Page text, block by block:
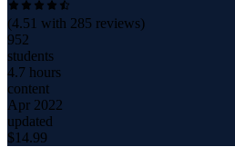
(4.51 with 285 reviews)
952
students
4.7 hours
content
Apr 2022
updated
$14.99